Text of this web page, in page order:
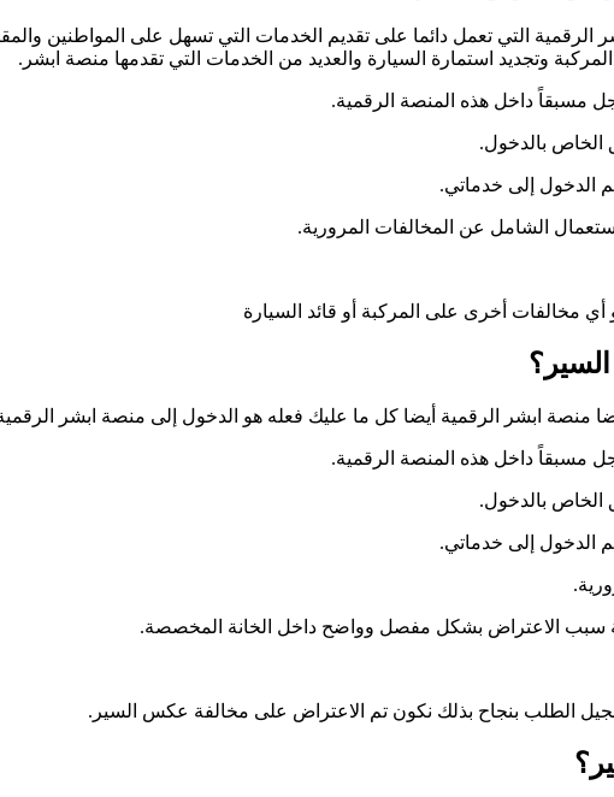
التي تعمل دائما على تقديم الخدمات التي تسهل على المواطنين
وتجديد استمارة السيارة والعديد من الخدمات التي تقدمها منصة ابشر.
ابشر الرقمية أيضا كل ما عليك فعله هو الدخول إلى منصة ابشر الرقمية